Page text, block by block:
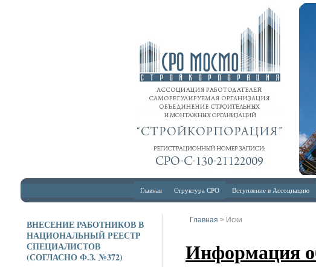
Главная Структура СРО Вступление в Ассоциацию
ВНЕСЕНИЕ РАБОТНИКОВ В
НАЦИОНАЛЬНЫЙ РЕЕСТР
СПЕЦИАЛИСТОВ
(СОГЛАСНО Ф.З. №372)
Главная > Иски
Информация